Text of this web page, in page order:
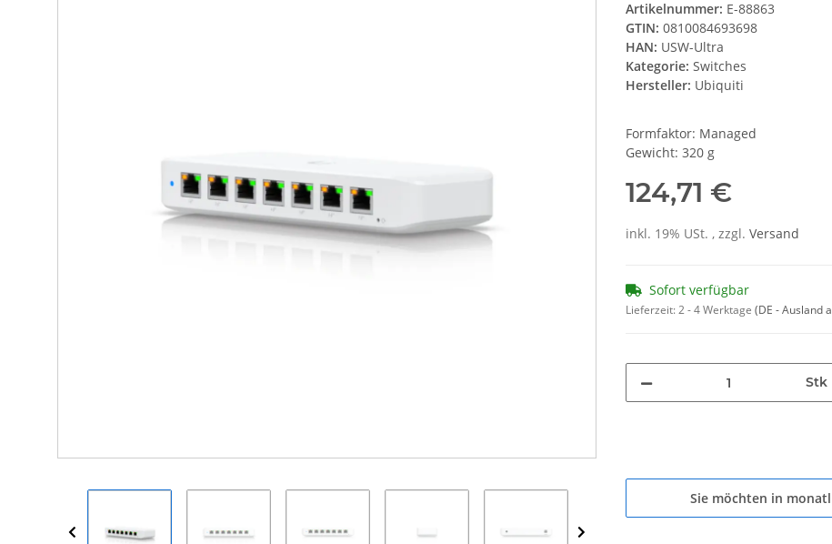
Artikelnummer: E-88863
GTIN: 0810084693698
HAN: USW-Ultra
Kategorie: Switches
Hersteller: Ubiquiti
Formfaktor: Managed
Gewicht: 320 g
124,71 €
inkl. 19% USt. , zzgl. Versand
Sofort verfügbar
Lieferzeit:2 - 4 Werktage (DE - Ausland
Stk
Sie möchten in